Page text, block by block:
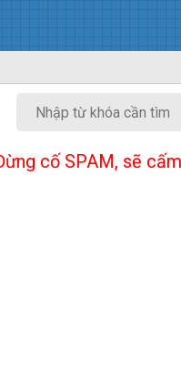
cố SPAM, sẽ